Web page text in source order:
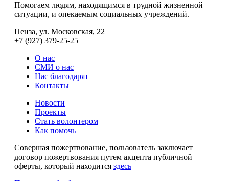
Помогаем людям, находящимся в трудной жизненной
ситуации, и опекаемым социальных учреждений.
Пенза, ул. Московская, 22
+7 (927) 379-25-25
О нас
СМИ о нас
Нас благодарят
Контакты
Новости
Проекты
Стать волонтером
Как помочь
Совершая пожертвование, пользователь заключает
договор пожертвования путем акцепта публичной
оферты, который находится здесь